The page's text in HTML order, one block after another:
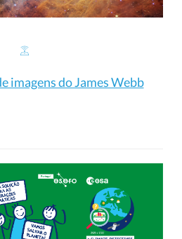
imagens do James Webb